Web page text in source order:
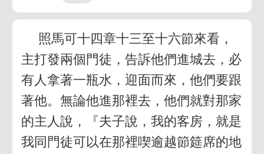
照馬可十四章十三至十六節來看，
主打發兩個門徒，告訴他們進城去，必
有人拿著一瓶水，迎面而來，他們要跟
著他。無論他進那裡去，他們就對那家
的主人說，『夫子說，我的客房，就是
我同門徒可以在那裡喫逾越節筵席的地